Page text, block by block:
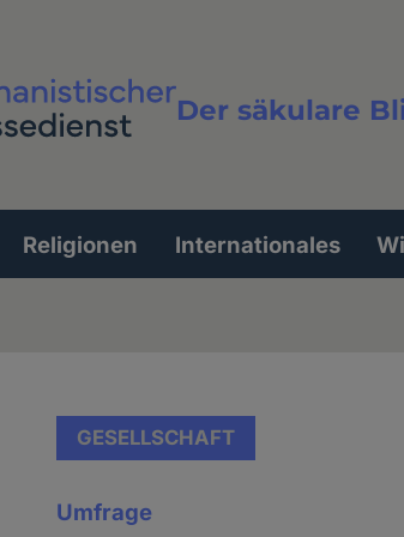
Der säkulare
Volltextsuche
Religionen Internationales
GESELLSCHAFT
Umfrage